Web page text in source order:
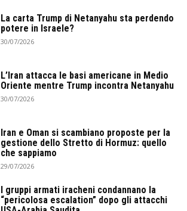
La carta Trump di Netanyahu sta perdendo
potere in Israele?
30/07/2026
L’Iran attacca le basi americane in Medio
Oriente mentre Trump incontra Netanyahu
30/07/2026
Iran e Oman si scambiano proposte per la
gestione dello Stretto di Hormuz: quello
che sappiamo
29/07/2026
I gruppi armati iracheni condannano la
“pericolosa escalation” dopo gli attacchi